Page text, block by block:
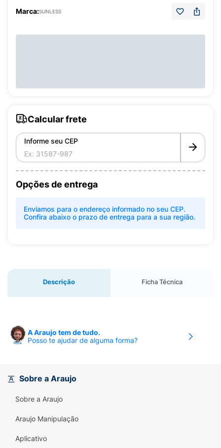
Marca:SUNLESS
Calcular frete
Informe seu CEP
Opções de entrega
Enviamos para o endereço informado no seu CEP.
Confira abaixo o prazo de entrega para a sua região.
Descrição Ficha Técnica
A Araujo tem de tudo.
Posso te ajudar de alguma forma?
Sobre a Araujo
Sobre a Araujo
Araujo Manipulação
Aplicativo